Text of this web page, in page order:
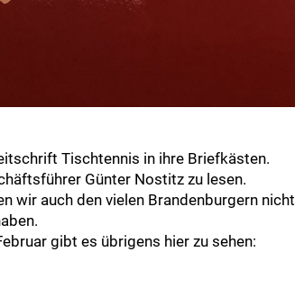
Tischtennis in ihre Briefkästen.
Günter Nostitz zu lesen.
wir auch den vielen Brandenburgern nicht
gibt es übrigens hier zu sehen: